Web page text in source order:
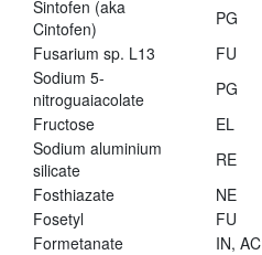
Sintofen (aka
Cintofen)
PG
Fusarium sp. L13
FU
Sodium 5-
nitroguaiacolate
PG
Fructose
EL
Sodium aluminium
silicate
RE
Fosthiazate
NE
Fosetyl
FU
Formetanate
IN, AC